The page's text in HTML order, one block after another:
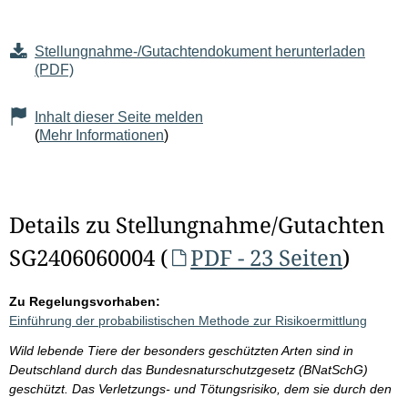
Stellungnahme-/Gutachtendokument herunterladen
(PDF)
Inhalt dieser Seite melden
(Mehr Informationen)
Details zu Stellungnahme/Gutachten
SG2406060004 (
PDF - 23 Seiten)
Zu Regelungsvorhaben:
Einführung der probabilistischen Methode zur Risikoermittlung
Wild lebende Tiere der besonders geschützten Arten sind in
Deutschland durch das Bundesnaturschutzgesetz (BNatSchG)
geschützt. Das Verletzungs- und Tötungsrisiko, dem sie durch den